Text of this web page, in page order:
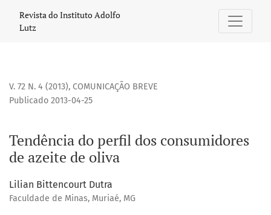
Tendência do perfil dos consumidores de azeite de oliva
Revista do Instituto Adolfo
Lutz
V. 72 N. 4 (2013), COMUNICAÇÃO BREVE
Tendência do perfil dos consumidores
de azeite de oliva
Publicado 2013-04-25
Lilian Bittencourt Dutra
Faculdade de Minas, Muriaé, MG